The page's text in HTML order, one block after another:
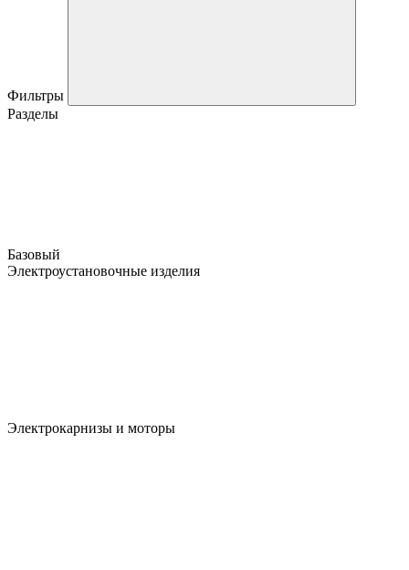
Фильтры
Разделы
Базовый
Электроустановочные изделия
Электрокарнизы и моторы